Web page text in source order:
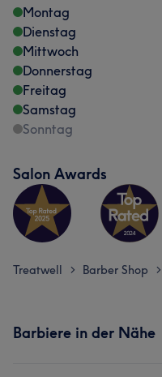
Montag
Dienstag
Mittwoch
Donnerstag
Freitag
Samstag
Sonntag
Salon Awards
Treatwell > Barber Shop >
Barbiere in der Nähe